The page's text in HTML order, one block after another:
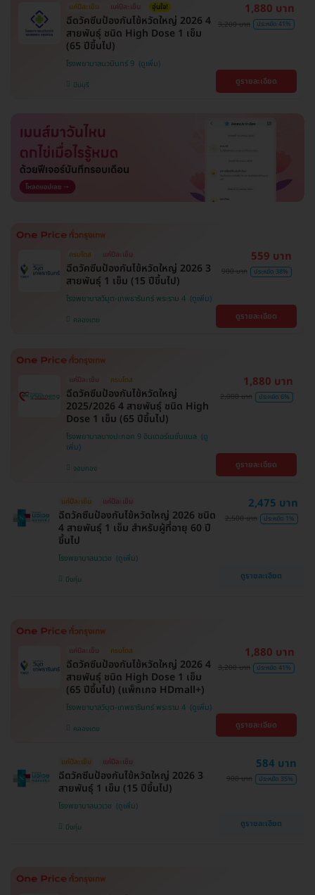
แค่ปีละเข็ม แค่ปีละเข็ม อุ่นใจ!
ฉีดวัคซีนป้องกันไข้หวัดใหญ่ 2026 4
สายพันธุ์ ชนิด High Dose 1 เข็ม
(65 ปีขึ้นไป)
โรงพยาบาลนวมินทร์ 9
มีนบุรี
1,880 บาท
3,200 บาท ประหยัด 41%
ดูรายละเอียด
ครบโดส แค่ปีละเข็ม
ฉีดวัคซีนป้องกันไข้หวัดใหญ่ 2026 3
สายพันธุ์ 1 เข็ม (15 ปีขึ้นไป)
โรงพยาบาลวิมุต-เทพธารินทร์ พระราม 4
คลองเตย
559 บาท
900 บาท ประหยัด 38%
ดูรายละเอียด
แค่ปีละเข็ม ครบโดส
ฉีดวัคซีนป้องกันไข้หวัดใหญ่
2025/2026 4 สายพันธุ์ ชนิด High
Dose 1 เข็ม (65 ปีขึ้นไป)
โรงพยาบาลบางปะกอก 9 อินเตอร์เนชั่นแนล
จอมทอง
1,880 บาท
2,000 บาท ประหยัด 6%
ดูรายละเอียด
แค่ปีละเข็ม แค่ปีละเข็ม
ฉีดวัคซีนป้องกันไข้หวัดใหญ่ 2026 ชนิด
4 สายพันธุ์ 1 เข็ม สำหรับผู้ที่อายุ 60 ปี
ขึ้นไป
โรงพยาบาลนวเวช
บึงกุ่ม
2,475 บาท
2,500 บาท ประหยัด 1%
ดูรายละเอียด
แค่ปีละเข็ม ครบโดส
ฉีดวัคซีนป้องกันไข้หวัดใหญ่ 2026 4
สายพันธุ์ ชนิด High Dose 1 เข็ม
(65 ปีขึ้นไป) (แพ็กเกจ HDmall+)
โรงพยาบาลวิมุต-เทพธารินทร์ พระราม 4
คลองเตย
1,880 บาท
3,200 บาท ประหยัด 41%
ดูรายละเอียด
แค่ปีละเข็ม แค่ปีละเข็ม
ฉีดวัคซีนป้องกันไข้หวัดใหญ่ 2026 3
สายพันธุ์ 1 เข็ม (15 ปีขึ้นไป)
โรงพยาบาลนวเวช
บึงกุ่ม
584 บาท
900 บาท ประหยัด 35%
ดูรายละเอียด